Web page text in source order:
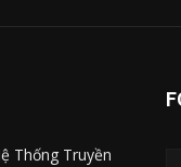
Thống Truyền